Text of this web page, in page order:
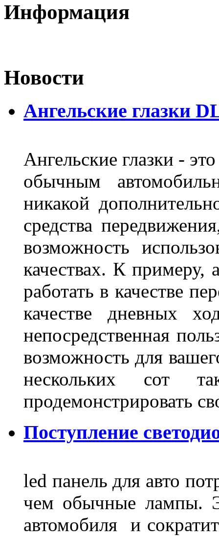
Информация
Новости
Ангельские глазки
Ангельские глазки -
обычным
никакой
средства
возможность
качествах. К примеру,
работать в качестве
качестве дневных
непосредственная
возможность для
нескольких
продемонстрировать
Поступление
led панель для авто
чем обычные лампы.
автомобиля и